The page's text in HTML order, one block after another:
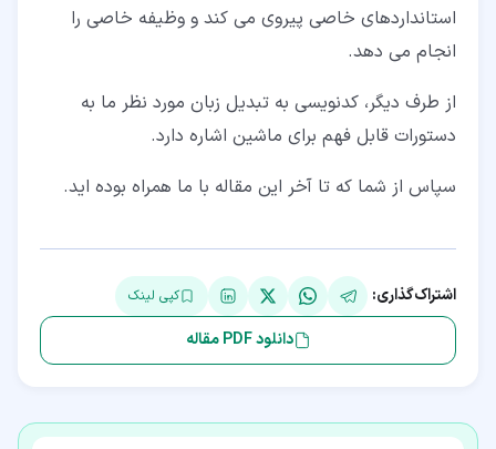
استانداردهای خاصی پیروی می کند و وظیفه خاصی را
انجام می دهد.
از طرف دیگر، کدنویسی به تبدیل زبان مورد نظر ما به
دستورات قابل فهم برای ماشین اشاره دارد.
سپاس از شما که تا آخر این مقاله با ما همراه بوده اید.
اشتراک‌گذاری: کپی لینک
دانلود PDF مقاله